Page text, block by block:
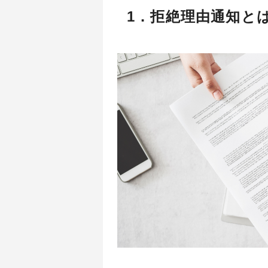
1．拒絶理由通知と